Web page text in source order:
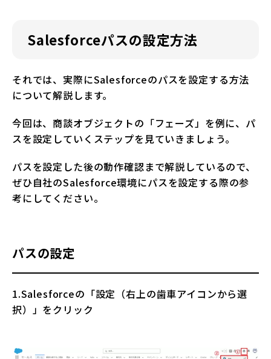
Salesforceパスの設定方法
それでは、実際にSalesforceのパスを設定する方法
について解説します。
今回は、商談オブジェクトの「フェーズ」を例に、パ
スを設定していくステップを見ていきましょう。
パスを設定した後の動作確認まで解説しているので、
ぜひ自社のSalesforce環境にパスを設定する際の参
考にしてください。
パスの設定
1.Salesforceの「設定（右上の歯車アイコンから選
択）」をクリック